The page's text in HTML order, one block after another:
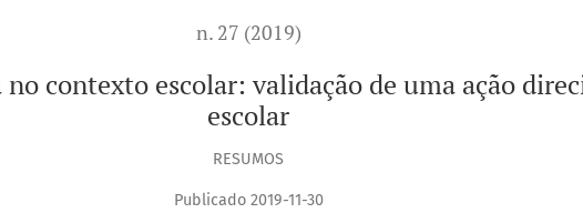
n. 27 (2019)
contexto escolar: validação de uma ação
escolar
RESUMOS
Publicado 2019-11-30